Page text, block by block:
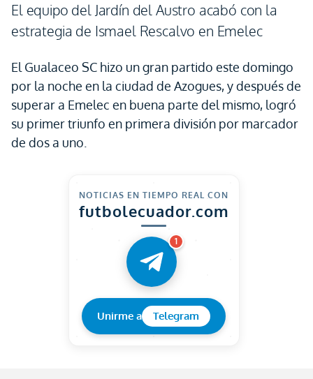
El equipo del Jardín del Austro acabó con la
estrategia de Ismael Rescalvo en Emelec
El Gualaceo SC hizo un gran partido este domingo
por la noche en la ciudad de Azogues, y después de
superar a Emelec en buena parte del mismo, logró
su primer triunfo en primera división por marcador
de dos a uno.
NOTICIAS EN TIEMPO REAL CON
futbolecuador.com
1
Unirme a Telegram